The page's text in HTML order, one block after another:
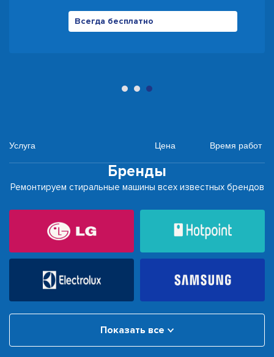
Всегда бесплатно
Услуга Цена Время работ
Бренды
Ремонтируем стиральные машины всех известных брендов
Показать все